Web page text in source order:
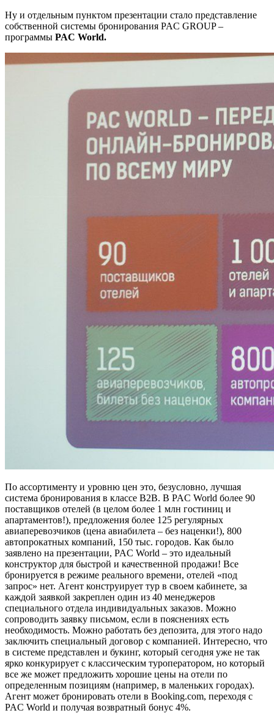
Ну и отдельным пунктом презентации стало представление
собственной системы бронирования PAC GROUP –
программы PAC World.
По ассортименту и уровню цен это, безусловно, лучшая
система бронирования в классе В2В. В PAC World более 90
поставщиков отелей (в целом более 1 млн гостиниц и
апартаментов!), предложения более 125 регулярных
авиаперевозчиков (цена авиабилета – без наценки!), 800
автопрокатных компаний, 150 тыс. городов. Как было
заявлено на презентации, PAC World – это идеальный
конструктор для быстрой и качественной продажи! Все
бронируется в режиме реального времени, отелей «под
запрос» нет. Агент конструирует тур в своем кабинете, за
каждой заявкой закреплен один из 40 менеджеров
специального отдела индивидуальных заказов. Можно
сопроводить заявку письмом, если в пояснениях есть
необходимость. Можно работать без депозита, для этого надо
заключить специальный договор с компанией. Интересно, что
в системе представлен и букинг, который сегодня уже не так
ярко конкурирует с классическим туроператором, но который
все же может предложить хорошие цены на отели по
определенным позициям (например, в маленьких городах).
Агент может бронировать отели в Booking.com, переходя с
PAC World и получая возвратный бонус 4%.